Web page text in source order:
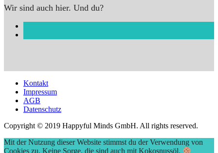
Wir sind auch hier. Und du?
Kontakt
Impressum
AGB
Datenschutz
Copyright © 2019 Happyful Minds GmbH. All rights reserved.
Mit der Nutzung dieser Website stimmst du der Verwendung von
Cookies zu. Keine Sorge, die sind auch mit Kokosnussöl.